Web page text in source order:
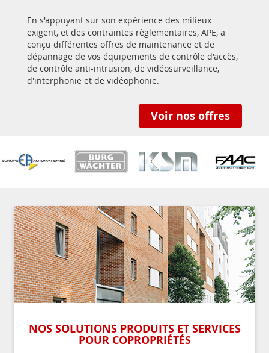
En s'appuyant sur son expérience des milieux
exigent, et des contraintes règlementaires, APE, a
conçu différentes offres de maintenance et de
dépannage de vos équipements de contrôle d'accès,
de contrôle anti-intrusion, de vidéosurveillance,
d'interphonie et de vidéophonie.
Voir nos offres
NOS SOLUTIONS PRODUITS ET SERVICES
POUR COPROPRIÉTÉS